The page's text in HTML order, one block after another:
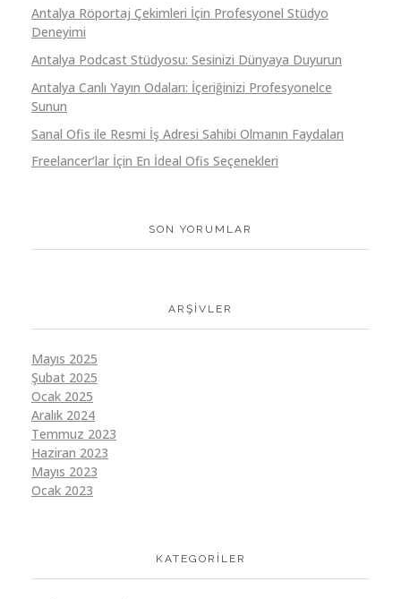
Antalya Röportaj Çekimleri İçin Profesyonel Stüdyo
Deneyimi
Antalya Podcast Stüdyosu: Sesinizi Dünyaya Duyurun
Antalya Canlı Yayın Odaları: İçeriğinizi Profesyonelce
Sunun
Sanal Ofis ile Resmi İş Adresi Sahibi Olmanın Faydaları
Freelancer’lar İçin En İdeal Ofis Seçenekleri
SON YORUMLAR
ARŞIVLER
Mayıs 2025
Şubat 2025
Ocak 2025
Aralık 2024
Temmuz 2023
Haziran 2023
Mayıs 2023
Ocak 2023
KATEGORILER